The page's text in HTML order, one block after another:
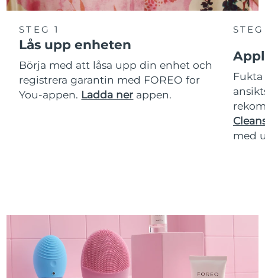
STEG 1
Lås upp enheten
Börja med att låsa upp din enhet och
registrera garantin med FOREO for
You-appen. Ladda ner appen.
med